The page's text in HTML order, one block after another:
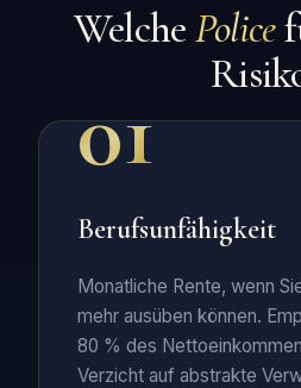
WelchePolice
01
Berufsunfähigkeit
Monatliche Rente, wenn
mehr ausüben können.
80 % des
Verzicht auf abstrakte